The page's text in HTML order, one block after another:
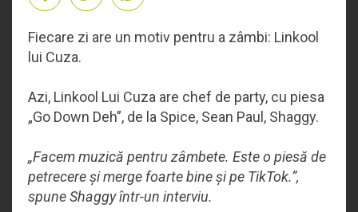
Fiecare zi are un motiv pentru a zâmbi: Linkool
lui Cuza.
Azi, Linkool Lui Cuza are chef de party, cu piesa
„Go Down Deh”, de la Spice, Sean Paul, Shaggy.
„Facem muzică pentru zâmbete. Este o piesă de
petrecere și merge foarte bine și pe TikTok.”,
spune Shaggy într-un interviu.